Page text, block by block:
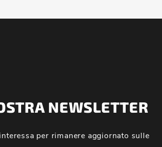
NEWSLETTER
per rimanere aggiornato sulle